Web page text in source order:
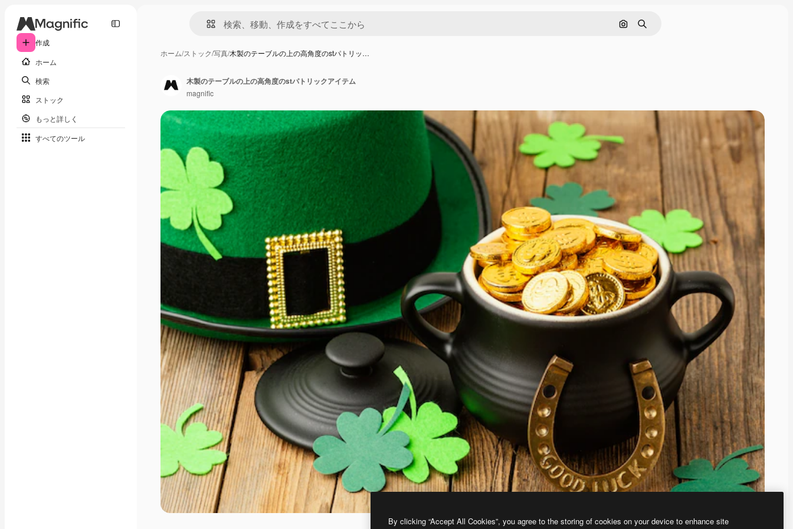
作成
ホーム
検索
ストック
もっと詳しく
すべてのツール
画像で検索
検索
ホーム/ストック/写真/木製のテーブルの上の高角度のstパトリッ…
木製のテーブルの上の高角度のstパトリックアイテム
magnific
By clicking “Accept All Cookies”, you agree to the storing of cookies on your device to enhance site